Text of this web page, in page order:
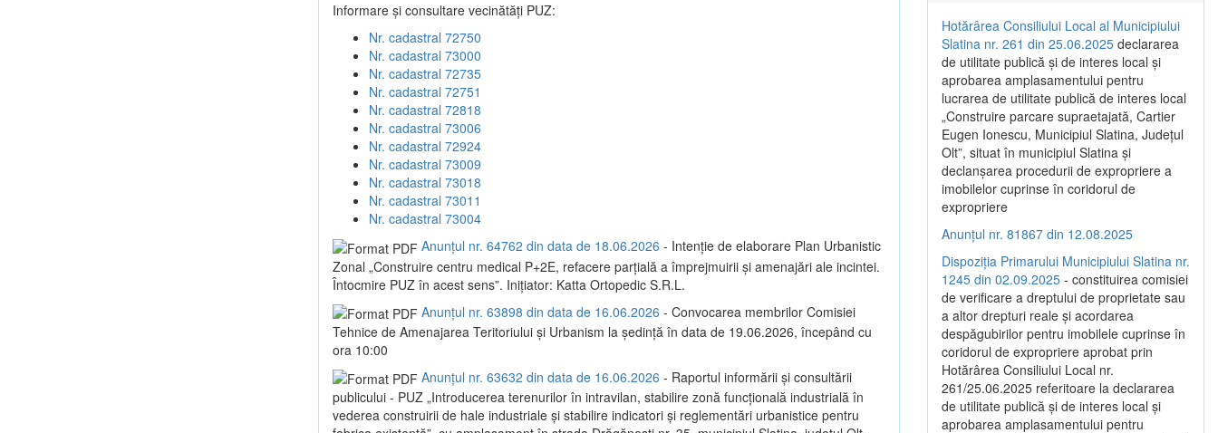
Informare și consultare vecinătăți PUZ:
Nr. cadastral 72750
Nr. cadastral 73000
Nr. cadastral 72735
Nr. cadastral 72751
Nr. cadastral 72818
Nr. cadastral 73006
Nr. cadastral 72924
Nr. cadastral 73009
Nr. cadastral 73018
Nr. cadastral 73011
Nr. cadastral 73004
Anunțul nr. 64762 din data de 18.06.2026 - Intenție de elaborare Plan Urbanistic
Zonal „Construire centru medical P+2E, refacere parțială a împrejmuirii și amenajări ale incintei.
Întocmire PUZ în acest sens”. Inițiator: Katta Ortopedic S.R.L.
Anunțul nr. 63898 din data de 16.06.2026 - Convocarea membrilor Comisiei
Tehnice de Amenajarea Teritoriului și Urbanism la ședință în data de 19.06.2026, începând cu
ora 10:00
Anunțul nr. 63632 din data de 16.06.2026 - Raportul informării și consultării
publicului - PUZ „Introducerea terenurilor în intravilan, stabilire zonă funcțională industrială în
vederea construirii de hale industriale și stabilire indicatori și reglementări urbanistice pentru
Hotărârea Consiliului Local al Municipiului
Slatina nr. 261 din 25.06.2025 declararea
de utilitate publică și de interes local și
aprobarea amplasamentului pentru
lucrarea de utilitate publică de interes local
„Construire parcare supraetajată, Cartier
Eugen Ionescu, Municipiul Slatina, Județul
Olt”, situat în municipiul Slatina și
declanșarea procedurii de expropriere a
imobilelor cuprinse în coridorul de
expropriere
Anunțul nr. 81867 din 12.08.2025
Dispoziția Primarului Municipiului Slatina nr.
1245 din 02.09.2025 - constituirea comisiei
de verificare a dreptului de proprietate sau
a altor drepturi reale și acordarea
despăgubirilor pentru imobilele cuprinse în
coridorul de expropriere aprobat prin
Hotărârea Consiliului Local nr.
261/25.06.2025 referitoare la declararea
de utilitate publică și de interes local și
aprobarea amplasamentului pentru